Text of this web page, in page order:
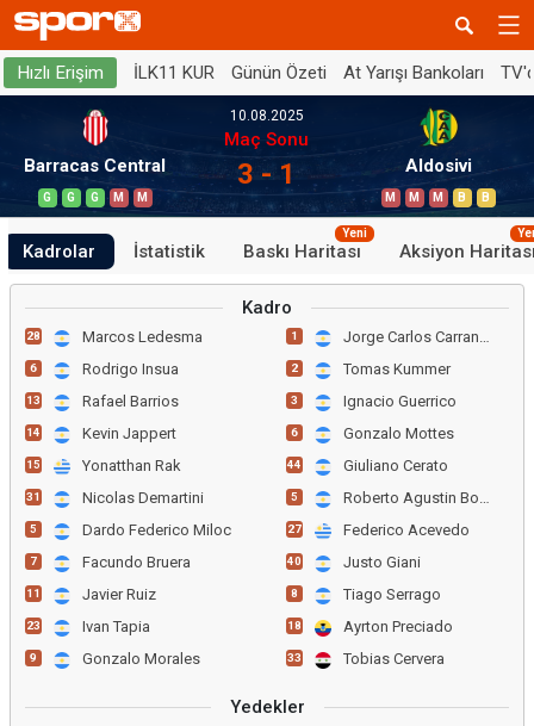
Hızlı Erişim İLK11 KUR Günün Özeti At Yarışı Bankoları
Barracas Central
G G G M M
10.08.2025
Maç Sonu
3 - 1 Aldosivi
M M M B B
Kadrolar İstatistik Baskı Haritası
Yeni
Aksiyon
Kadro
28 Marcos Ledesma
6 Rodrigo Insua
13 Rafael Barrios
14 Kevin Jappert
15 Yonatthan Rak
31 Nicolas Demartini
5 Dardo Federico Miloc
7 Facundo Bruera
11 Javier Ruiz
23 Ivan Tapia
9 Gonzalo Morales
1 Jorge Carlos Carranza
2 Tomas Kummer
3 Ignacio Guerrico
6 Gonzalo Mottes
44 Giuliano Cerato
5 Roberto Agustin Bochi
27 Federico Acevedo
40 Justo Giani
8 Tiago Serrago
18 Ayrton Preciado
33 Tobias Cervera
Yedekler